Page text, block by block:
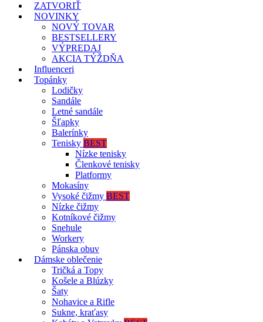
ZATVORIŤ
NOVINKY
NOVÝ TOVAR
BESTSELLERY
VÝPREDAJ
AKCIA TÝŽDŇA
Influenceri
Topánky
Lodičky
Sandále
Letné sandále
Šľapky
Balerínky
Tenisky BEST
Nízke tenisky
Členkové tenisky
Platformy
Mokasíny
Vysoké čižmy BEST
Nízke čižmy
Kotníkové čižmy
Snehule
Workery
Pánska obuv
Dámske oblečenie
Tričká a Topy
Košele a Blúzky
Šaty
Nohavice a Rifle
Sukne, kraťasy